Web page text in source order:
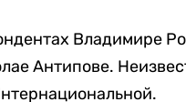
Владимире
Антипове.